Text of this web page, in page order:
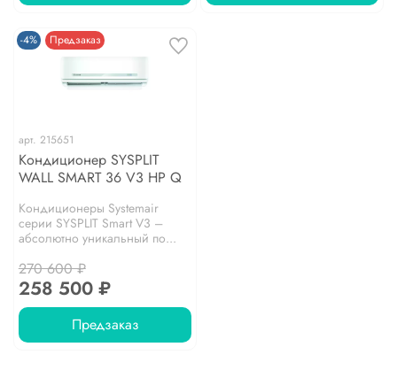
-4% Предзаказ
арт. 215651
Кондиционер SYSPLIT
WALL SMART 36 V3 HP Q
Кондиционеры Systemair
серии SYSPLIT Smart V3 –
абсолютно уникальный по...
270 600 ₽
258 500 ₽
Предзаказ